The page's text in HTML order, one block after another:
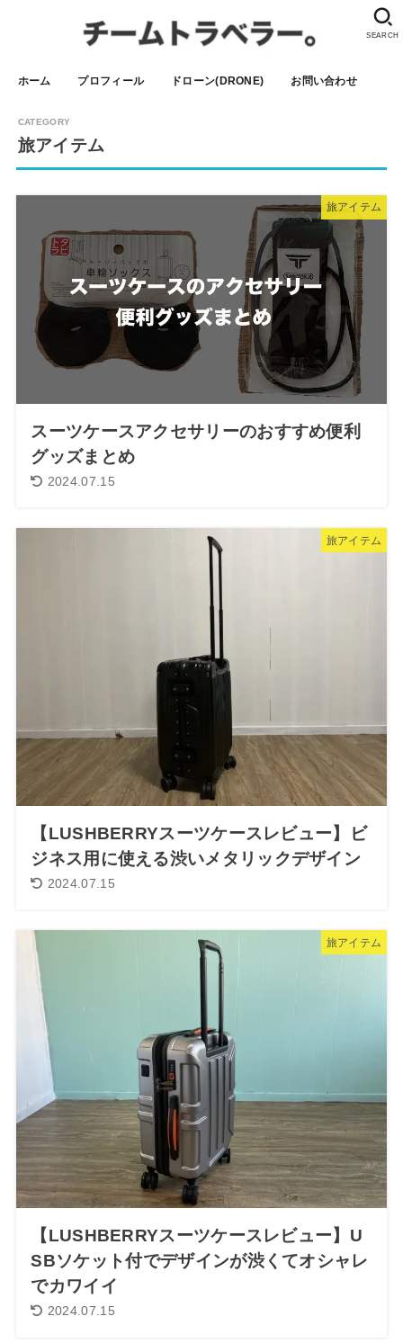
ホーム プロフィール ドローン(DRONE) お問い合わせ
SEARCH
旅アイテム
旅アイテム
スーツケースアクセサリーのおすすめ便利
グッズまとめ
2024.07.15
旅アイテム
【LUSHBERRYスーツケースレビュー】ビ
ジネス用に使える渋いメタリックデザイン
2024.07.15
旅アイテム
【LUSHBERRYスーツケースレビュー】U
SBソケット付でデザインが渋くてオシャレ
でカワイイ
2024.07.15